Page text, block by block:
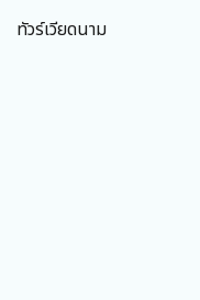
ทัวร์เวียดนาม